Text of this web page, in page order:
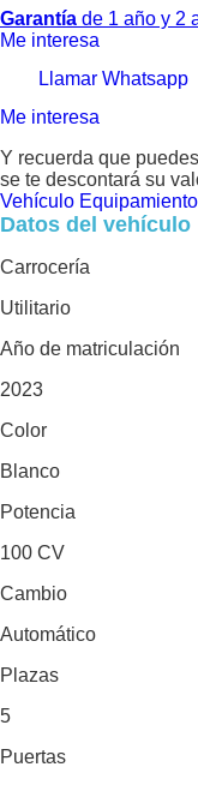
Garantía de 1 año y 2
Me interesa
Llamar Whatsapp
Me interesa
Y recuerda que puedes
se te descontará su
Vehículo Equipamiento
Datos del vehículo
Carrocería
Utilitario
Año de matriculación
2023
Color
Blanco
Potencia
100 CV
Cambio
Automático
Plazas
5
Puertas